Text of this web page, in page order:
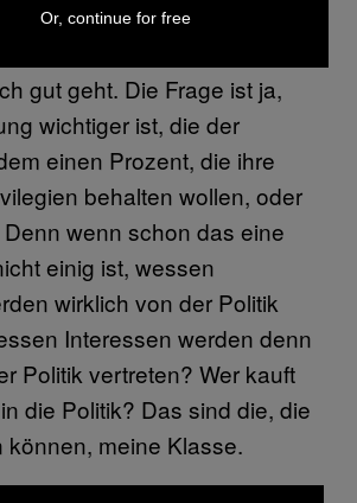
wenn es anderen
gut geht. Die Frage ist ja,
wichtiger ist, die der
einen Prozent, die ihre
behalten wollen, oder
wenn schon das eine
einig ist, wessen
wirklich von der Politik
Interessen werden denn
Politik vertreten? Wer kauft
die Politik? Das sind die, die
können, meine Klasse.
Or, continue for free